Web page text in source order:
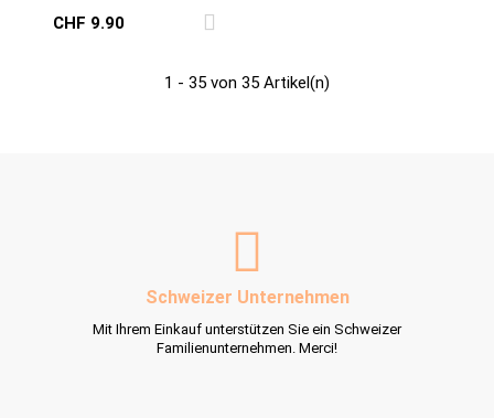
Einhörner & Regenbogen
CHF 9.90
1 - 35 von 35 Artikel(n)
Schweizer Unternehmen
Mit Ihrem Einkauf unterstützen Sie ein Schweizer
Familienunternehmen. Merci!